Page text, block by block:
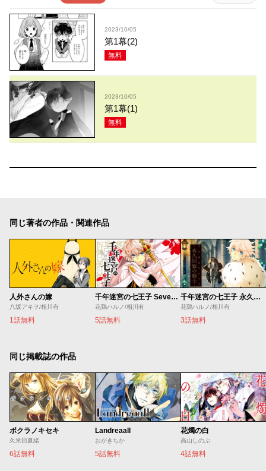
2023/10/05
第1幕(2)
無料
2023/10/05
第1幕(1)
無料
同じ著者の作品・関連作品
人外さんの嫁
八坂アキヲ/相川有
1話無料
千年迷宮の七王子 Seven prince of the thousand years Labyrinth
花鶏ハルノ/相川有
5話無料
千年迷宮の七王子 永久回廊の騎士
花鶏ハルノ/相川有
3話無料
同じ掲載誌の作品
ボクラノキセキ
久米田夏緒
6話無料
Landreaall
おがきちか
5話無料
花燭の白
高山しのぶ
4話無料